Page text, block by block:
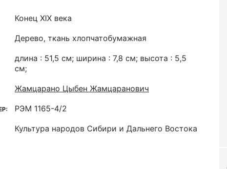
Конец XIX века
Дерево, ткань хлопчатобумажная
длина : 51,5 см; ширина : 7,8 см; высота : 5,5
см;
Жамцарано Цыбен Жамцаранович
РЭМ 1165-4/2
Культура народов Сибири и Дальнего Востока